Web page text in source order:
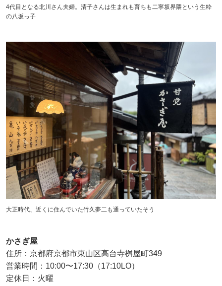
4代目となる北川さん夫婦。清子さんは生まれも育ちも二寧坂界隈という生粋
の八坂っ子
大正時代、近くに住んでいた竹久夢二も通っていたそう
かさぎ屋
住所：京都府京都市東山区高台寺桝屋町349
営業時間：10:00〜17:30（17:10LO）
定休日：火曜